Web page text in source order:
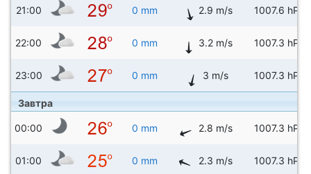
21:00 0 mm 2.9 m/s 1007.6 hPa
22:00 0 mm 3.2 m/s 1007.3 hPa
23:00 0 mm 3 m/s 1007.3 hPa
Завтра
00:00 0 mm 2.8 m/s 1007.3 hPa
01:00 0 mm 2.3 m/s 1007.3 hPa